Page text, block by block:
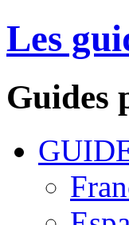
Les
Guides